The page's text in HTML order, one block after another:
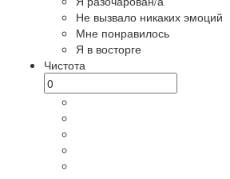
Не вызвало никаких эмоций
Мне понравилось
Я в восторге
Чистота